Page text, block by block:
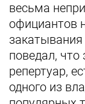
весьма
официантов
поведал, что
репертуар,
одного из